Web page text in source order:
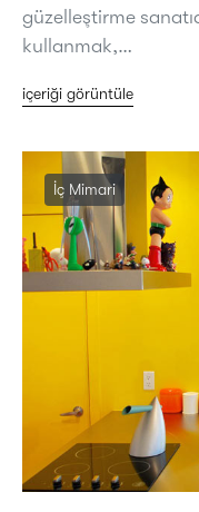
güzelleştirme
kullanmak,…
içeriği görüntüle
İç Mimari